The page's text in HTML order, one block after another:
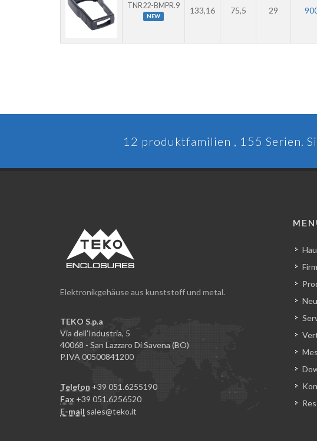
TNR22-BMPR.9
NEW
133,16 75,5 29
12 produktfamilien , 155 Serien.
Elektronikgehäuse aus kunststoff und metal.
TEKO S.p.a
Via dell'Industria, 5
40068 - San Lazzaro Di Savena (BO)
P.IVA 00500841200
Telefon +39 051.6255190
Fax +39 051.6256520
E-mail sales@teko.it